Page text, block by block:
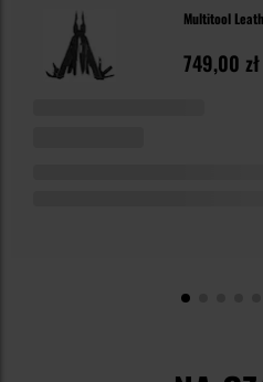
Multitool
749,00 zł